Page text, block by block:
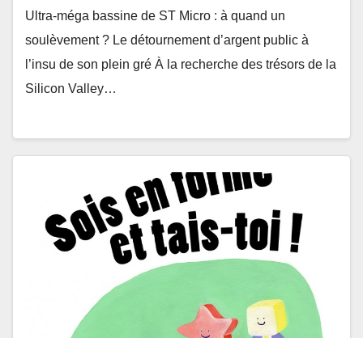
Ultra-méga bassine de ST Micro : à quand un
soulèvement ? Le détournement d’argent public à
l’insu de son plein gré À la recherche des trésors de la
Silicon Valley…